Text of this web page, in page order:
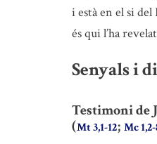
i està en el si del
és qui l’ha
Senyals i
Testimoni de
(Mt 3,1-12; Mc